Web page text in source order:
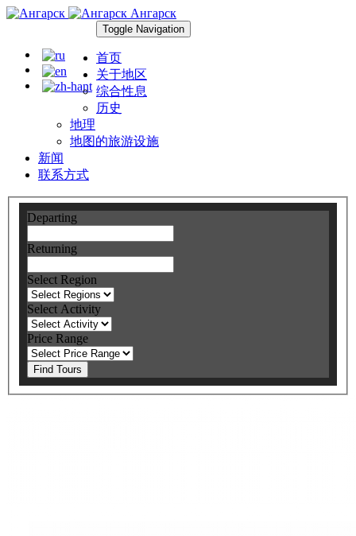
Ангарск
Toggle Navigation
首页
关于地区
综合性息
历史
地理
地图的旅游设施
新闻
联系方式
Departing
Returning
Select Region
Select Activity
Price Range
Find Tours